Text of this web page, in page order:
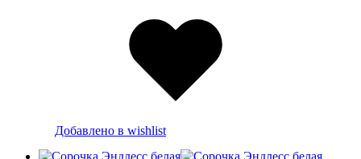
Добавлено в wishlist